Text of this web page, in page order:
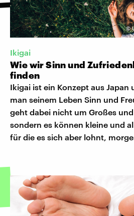
©
Ikigai
Wie wir Sinn und
finden
Ikigai ist ein Konzept aus Japan
man seinem Leben Sinn und
geht dabei nicht um Großes
sondern es können kleine und
für die es sich aber lohnt,